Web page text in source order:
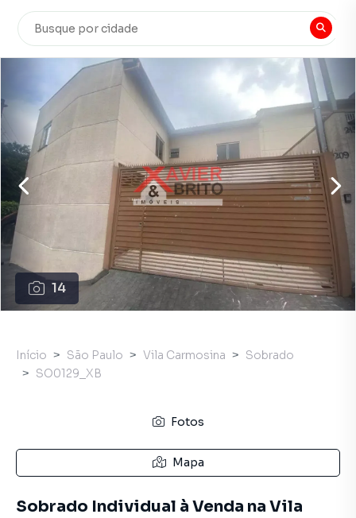
14
Início São Paulo Vila Carmosina
Sobrado
SO0129_XB
Fotos
Mapa
Sobrado Individual à Venda na Vila